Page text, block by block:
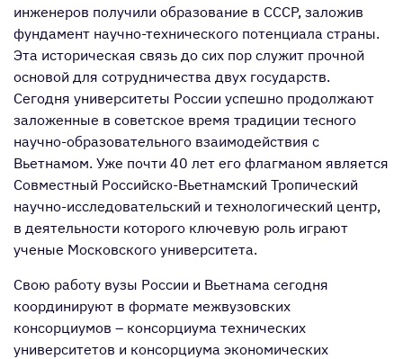
инженеров получили образование в СССР, заложив
фундамент научно-технического потенциала страны.
Эта историческая связь до сих пор служит прочной
основой для сотрудничества двух государств.
Сегодня университеты России успешно продолжают
заложенные в советское время традиции тесного
научно-образовательного взаимодействия с
Вьетнамом. Уже почти 40 лет его флагманом является
Совместный Российско-Вьетнамский Тропический
научно-исследовательский и технологический центр,
в деятельности которого ключевую роль играют
ученые Московского университета.
Свою работу вузы России и Вьетнама сегодня
координируют в формате межвузовских
консорциумов – консорциума технических
университетов и консорциума экономических